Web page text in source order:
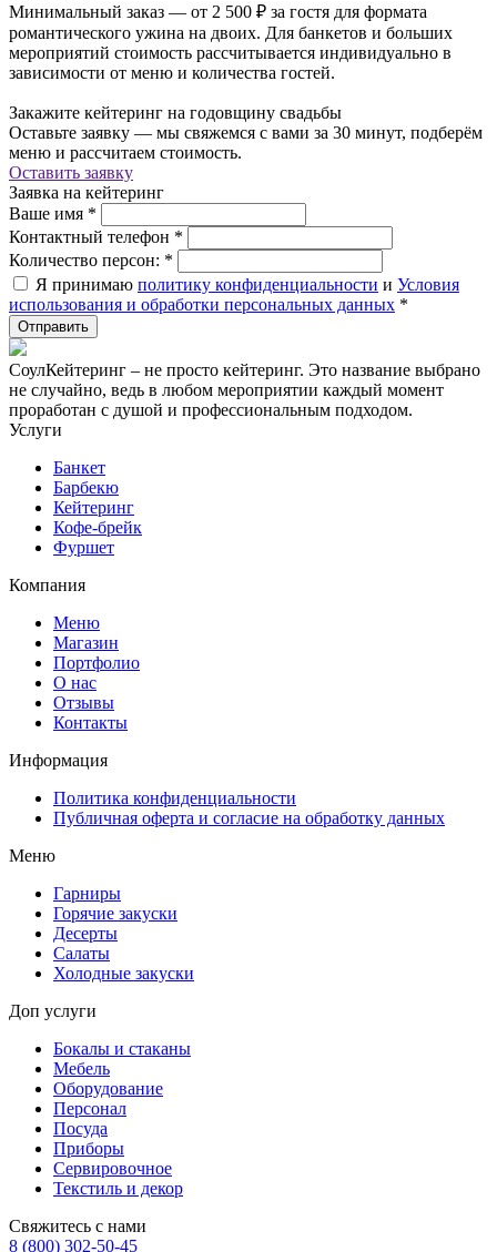
Минимальный заказ — от 2 500 ₽ за гостя для формата
романтического ужина на двоих. Для банкетов и больших
мероприятий стоимость рассчитывается индивидуально в
зависимости от меню и количества гостей.
Закажите кейтеринг на годовщину свадьбы
Оставьте заявку — мы свяжемся с вами за 30 минут, подберём
меню и рассчитаем стоимость.
Оставить заявку
Заявка на кейтеринг
Ваше имя *
Контактный телефон *
Количество персон: *
Я принимаю политику конфиденциальности и Условия
использования и обработки персональных данных *
СоулКейтеринг – не просто кейтеринг. Это название выбрано
не случайно, ведь в любом мероприятии каждый момент
проработан с душой и профессиональным подходом.
Услуги
Банкет
Барбекю
Кейтеринг
Кофе-брейк
Фуршет
Компания
Меню
Магазин
Портфолио
О нас
Отзывы
Контакты
Информация
Политика конфиденциальности
Публичная оферта и согласие на обработку данных
Меню
Гарниры
Горячие закуски
Десерты
Салаты
Холодные закуски
Доп услуги
Бокалы и стаканы
Мебель
Оборудование
Персонал
Посуда
Приборы
Сервировочное
Текстиль и декор
Свяжитесь с нами
8 (800) 302-50-45